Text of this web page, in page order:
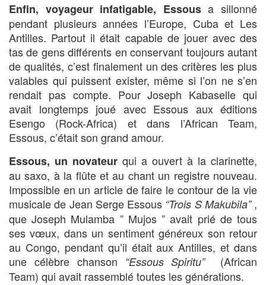
Enfin, voyageur infatigable, Essousa sillonné
pendant plusieurs années l’Europe, Cuba et Les
Antilles. Partout il était capable de jouer avec des
tas de gens différents en conservant toujours autant
de qualités, c’est finalement un des critères les plus
valables qui puissent exister, même si l’on ne s’en
rendait pas compte. Pour Joseph Kabaselle qui
avait longtemps joué avec Essous aux éditions
Esengo (Rock-Africa) et dans l’African Team,
Essous, c’était son grand amour.
Essous, un novateur qui a ouvert à la clarinette,
au saxo, à la flûte et au chant un registre nouveau.
Impossible en un article de faire le contour de la vie
musicale de Jean Serge Essous “Trois S Makubila”,
que Joseph Mulamba ” Mujos ” avait prié de tous
ses vœux, dans un sentiment généreux son retour
au Congo, pendant qu’il était aux Antilles, et dans
une célèbre chanson “Essous Spiritu”(African
Team) qui avait rassemblé toutes les générations.